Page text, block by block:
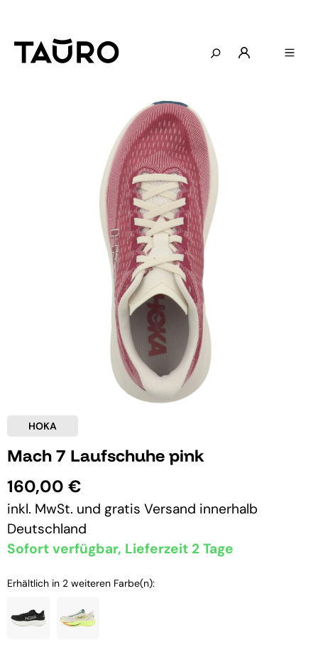
HOKA
Mach 7 Laufschuhe pink
160,00 €
inkl. MwSt. und gratis Versand innerhalb
Deutschland
Sofort verfügbar, Lieferzeit 2 Tage
Erhältlich in 2 weiteren Farbe(n):